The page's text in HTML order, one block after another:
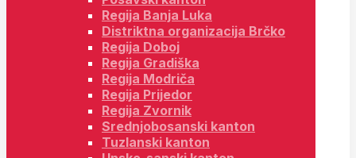
Regija Banja Luka
Distriktna organizacija Brčko
Regija Doboj
Regija Gradiška
Regija Modriča
Regija Prijedor
Regija Zvornik
Srednjobosanski kanton
Tuzlanski kanton